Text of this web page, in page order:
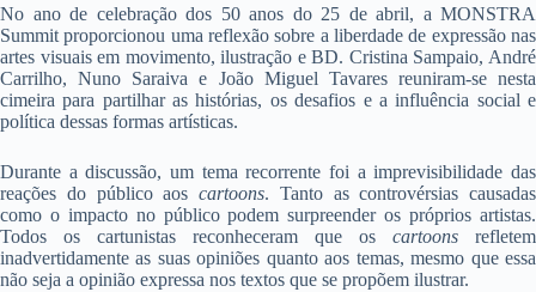
No ano de celebração dos 50 anos do 25 de abril, a MONSTRA
Summit proporcionou uma reflexão sobre a liberdade de expressão nas
artes visuais em movimento, ilustração e BD. Cristina Sampaio, André
Carrilho, Nuno Saraiva e João Miguel Tavares reuniram-se nesta
cimeira para partilhar as histórias, os desafios e a influência social e
política dessas formas artísticas.
Durante a discussão, um tema recorrente foi a imprevisibilidade das
reações do público aos cartoons. Tanto as controvérsias causadas
como o impacto no público podem surpreender os próprios artistas.
Todos os cartunistas reconheceram que os cartoons refletem
inadvertidamente as suas opiniões quanto aos temas, mesmo que essa
não seja a opinião expressa nos textos que se propõem ilustrar.